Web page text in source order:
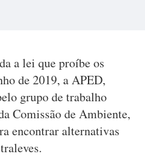
a lei que proíbe os
de 2019, a APED,
grupo de trabalho
Comissão de Ambiente,
encontrar alternativas